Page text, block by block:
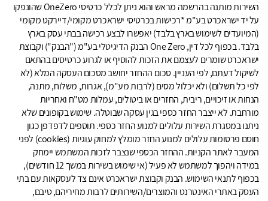
השירות מותנה בהרשמה מראש והוא ניתן לכלל כרטיסי OneZero שהונפקו
על יד ישראכרט בע"מ *רכישות בכרטיסי ישראכרט מקומי/דיירקט מקומי
(המיועדים לשימוש בארץ בלבד) יאפשרו לבצע רכישה בבתי עסק בארץ
בלבד. בכפוף לכל דין, One Zero הבנק הדיגיטלי בע"מ ("הבנק") וקבוצת
ישראכרט שומרים לעצמם את הזכות להוסיף או לגרוע כרטיסים בהתאם
לשיקול דעתם, לפי העניין. סכום ההחזר יחושב מסכום העסקה המלא (לא
לפי כל תשלום) ולא יכלול מסים (לרבות מע"מ), אגרות, משלוח, מתנה,
הנחות או זיכויים, ריבית, החזרים או ביטולים, עמלות מט"ח ואחריות
מורחבת. לא ייצבר החזר כספי בגין עסקה שבוטלה. שימוש בקופונים שלא
ניתנו במסגרת השירות עלולים למנוע החזר כספי. תוספים לדפדפן כגון
חוסם פרסומות עלולים למנוע החזר מומלץ למחוק עוגיות (cookies) לפני
המעבר לאתר הקניות. ההחזר הכספי שנצבר לזכות המשתמש יימחק
במידה ויהפוך למשתמש לא פעיל (אי שימוש בשירות במשך 12 חודשים),
בכפוף לתנאי השימוש. הבנק וקבוצת ישראכרט אינם צד לעסקאות עם בתי
העסק באתרי האינטרנט והמוצרים/השירותים לרבות מחיריהם, טיבם,